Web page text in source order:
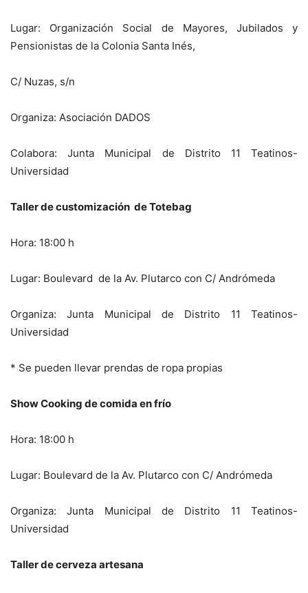
Lugar: Organización Social de Mayores, Jubilados y
Pensionistas de la Colonia Santa Inés,
C/ Nuzas, s/n
Organiza: Asociación DADOS
Colabora: Junta Municipal de Distrito 11 Teatinos-
Universidad
Taller de customización de Totebag
Hora: 18:00 h
Lugar: Boulevard de la Av. Plutarco con C/ Andrómeda
Organiza: Junta Municipal de Distrito 11 Teatinos-
Universidad
* Se pueden llevar prendas de ropa propias
Show Cooking de comida en frío
Hora: 18:00 h
Lugar: Boulevard de la Av. Plutarco con C/ Andrómeda
Organiza: Junta Municipal de Distrito 11 Teatinos-
Universidad
Taller de cerveza artesana